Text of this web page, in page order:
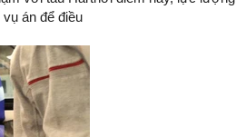
án để điều